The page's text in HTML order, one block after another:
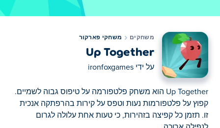
משחקים משחקי פארקור
Up Together
על ידי ironfoxgames
Up Together הוא משחק פלטפורמה על טיפוס גבוה לשמיים.
קפוץ על פלטפורמות נעות וטפס על קירות בהרפתקה אנכית
זו. תזמן כל קפיצה בזהירות, כי טעות אחת עלולה לגרום